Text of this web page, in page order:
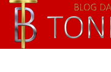
Skip to main